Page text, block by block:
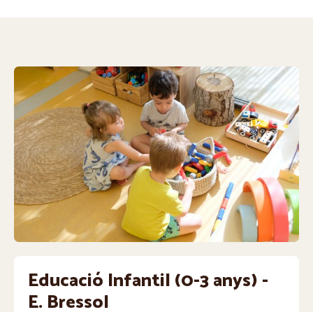
Educació Infantil (0-3 anys) -
E. Bressol